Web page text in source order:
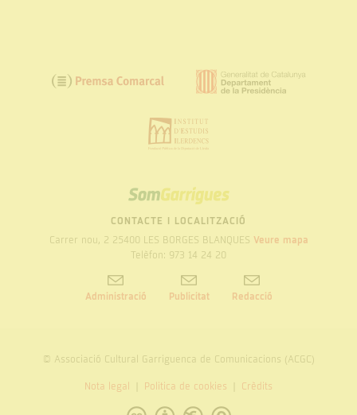
SOM
GARRIGUES
CONTACTE I LOCALITZACIÓ
Carrer nou, 2 25400 LES BORGES BLANQUES Veure mapa
Telèfon: 973 14 24 20
Administració Publicitat Redacció
© Associació Cultural Garriguenca de Comunicacions (ACGC)
Nota legal Politica de cookies Crèdits